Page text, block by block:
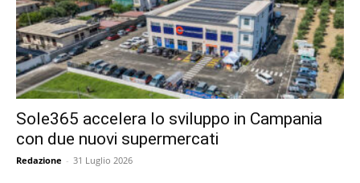
Sole365 accelera lo sviluppo in Campania
con due nuovi supermercati
Redazione - 31 Luglio 2026